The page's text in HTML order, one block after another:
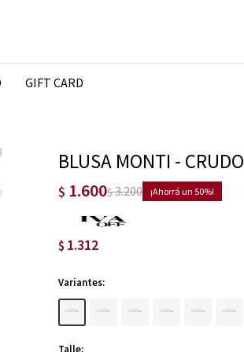
GIFT CARD
BLUSA MONTI - CRUDO
$ 1.600$3.200 50
$ 1.312
Variantes:
Talle: